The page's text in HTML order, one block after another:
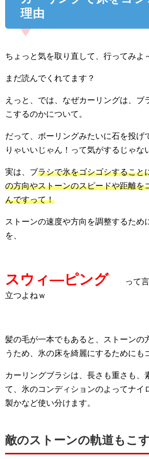
理由
ちょっと気を取り直して、行ってみよ
まだ読んでくれてます？
えっと、では、なぜカーリングは、ブ
こするのかについて。
だって、ボーリングみたいに石を投げ
りゃいいじゃん！って気がするじゃな
実は、ブラシで氷をゴシゴシすること
の方向やストーンのスピードや距離を
んですって！
ストーンの速度や方向を調整するため
を、
スウィ―ピング
って
立つよねｗ
髪の毛が一本でもあると、ストーンの
うため、氷の床を綺麗にするためにも
カーリングブラシは、長さも重さも、
て、氷のコンディションのよってナイ
製かなど使い分けます。
敵のストーンの軌道もこ